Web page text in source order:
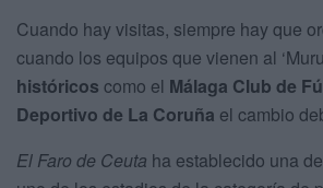
Cuando hay visitas, siempre hay que
cuando los equipos que vienen al
históricos como el Málaga Club de
Deportivo de La Coruña el cambio
El Faro de Ceuta ha establecido una